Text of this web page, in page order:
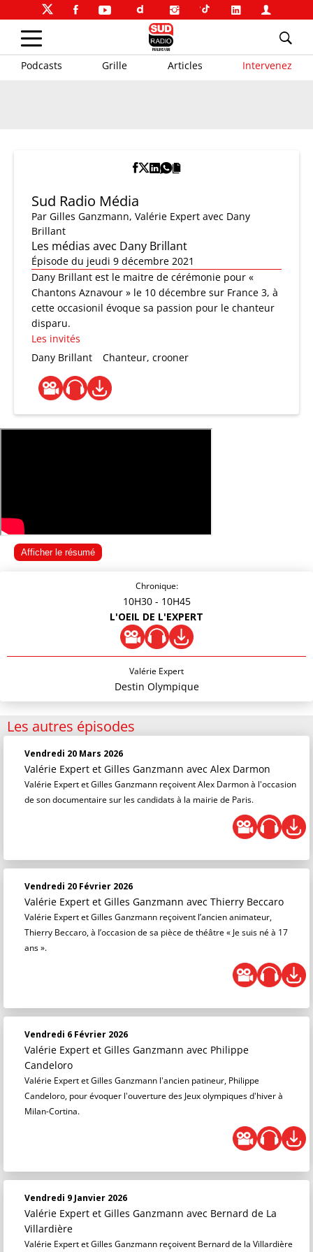
Podcasts Grille Articles Intervenez
Sud Radio Média
Par Gilles Ganzmann, Valérie Expert avec Dany
Brillant
Les médias avec Dany Brillant
Épisode du jeudi 9 décembre 2021
Dany Brillant est le maitre de cérémonie pour «
Chantons Aznavour » le 10 décembre sur France 3, à
cette occasionil évoque sa passion pour le chanteur
disparu.
Les invités
Dany Brillant
Chanteur, crooner
Afficher le résumé
Chronique:
10H30 - 10H45
L'OEIL DE L'EXPERT
Valérie Expert
Destin Olympique
Les autres épisodes
Vendredi 20 Mars 2026
Valérie Expert et Gilles Ganzmann avec Alex Darmon
Valérie Expert et Gilles Ganzmann reçoivent Alex Darmon à l'occasion
de son documentaire sur les candidats à la mairie de Paris.
Vendredi 20 Février 2026
Valérie Expert et Gilles Ganzmann avec Thierry Beccaro
Valérie Expert et Gilles Ganzmann reçoivent l’ancien animateur,
Thierry Beccaro, à l’occasion de sa pièce de théâtre « Je suis né à 17
ans ».
Vendredi 6 Février 2026
Valérie Expert et Gilles Ganzmann avec Philippe
Candeloro
Valérie Expert et Gilles Ganzmann l'ancien patineur, Philippe
Candeloro, pour évoquer l'ouverture des Jeux olympiques d'hiver à
Milan-Cortina.
Vendredi 9 Janvier 2026
Valérie Expert et Gilles Ganzmann avec Bernard de La
Villardière
Valérie Expert et Gilles Ganzmann reçoivent Bernard de la Villardière